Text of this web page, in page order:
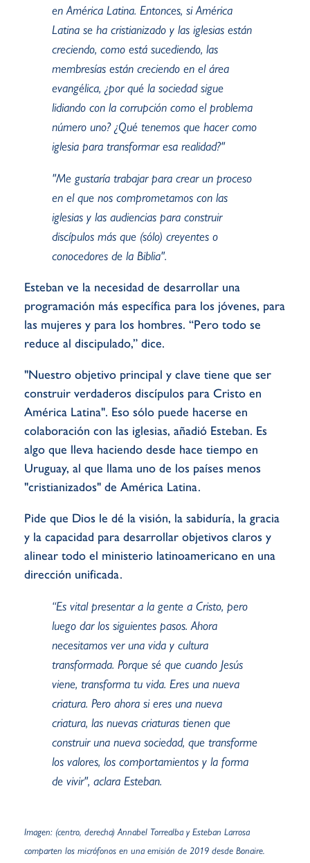
en América Latina. Entonces, si América
Latina se ha cristianizado y las iglesias están
creciendo, como está sucediendo, las
membresías están creciendo en el área
evangélica, ¿por qué la sociedad sigue
lidiando con la corrupción como el problema
número uno? ¿Qué tenemos que hacer como
iglesia para transformar esa realidad?"
"Me gustaría trabajar para crear un proceso
en el que nos comprometamos con las
iglesias y las audiencias para construir
discípulos más que (sólo) creyentes o
conocedores de la Biblia".
Esteban ve la necesidad de desarrollar una
programación más específica para los jóvenes, para
las mujeres y para los hombres. “Pero todo se
reduce al discipulado,” dice.
"Nuestro objetivo principal y clave tiene que ser
construir verdaderos discípulos para Cristo en
América Latina". Eso sólo puede hacerse en
colaboración con las iglesias, añadió Esteban. Es
algo que lleva haciendo desde hace tiempo en
Uruguay, al que llama uno de los países menos
"cristianizados" de América Latina.
Pide que Dios le dé la visión, la sabiduría, la gracia
y la capacidad para desarrollar objetivos claros y
alinear todo el ministerio latinoamericano en una
dirección unificada.
“Es vital presentar a la gente a Cristo, pero
luego dar los siguientes pasos. Ahora
necesitamos ver una vida y cultura
transformada. Porque sé que cuando Jesús
viene, transforma tu vida. Eres una nueva
criatura. Pero ahora si eres una nueva
criatura, las nuevas criaturas tienen que
construir una nueva sociedad, que transforme
los valores, los comportamientos y la forma
de vivir", aclara Esteban.
Imagen: (centro, derecha) Annabel Torrealba y Esteban Larrosa
comparten los micrófonos en una emisión de 2019 desde Bonaire.